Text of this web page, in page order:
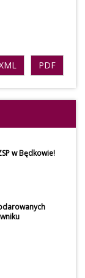
PDF
w Będkowie!